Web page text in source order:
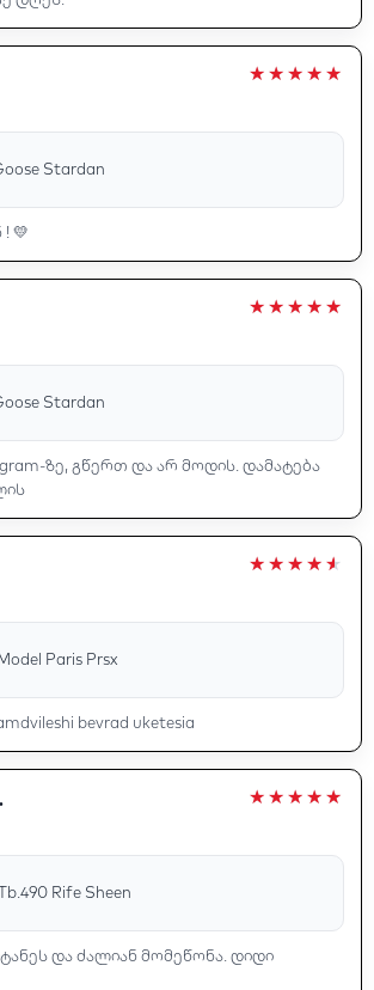
Stardan
💛
Stardan
ზე, გწერთ და არ მოდის. დამატება
Paris Prsx
bevrad uketesia
Rife Sheen
და ძალიან მომეწონა. დიდი